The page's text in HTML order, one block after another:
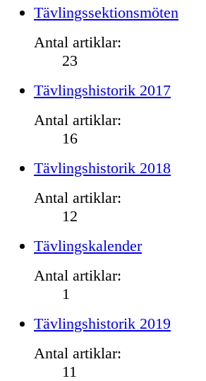
Tävlingssektionsmöten
Antal artiklar:
23
Tävlingshistorik 2017
Antal artiklar:
16
Tävlingshistorik 2018
Antal artiklar:
12
Tävlingskalender
Antal artiklar:
1
Tävlingshistorik 2019
Antal artiklar:
11